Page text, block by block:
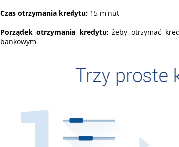
Czas otrzymania kredytu: 15 minut
Porządek otrzymania kredytu:żeby otrzymać
bankowym